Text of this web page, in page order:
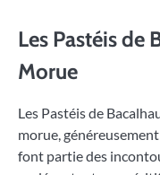
Les Pastéis de
Morue
Les Pastéis de
morue,
font partie des